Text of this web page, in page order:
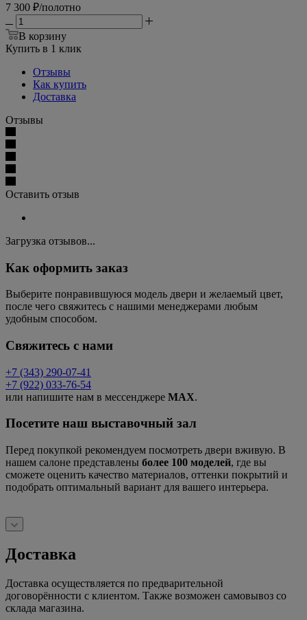
7 300 ₽/полотно
В корзину
Купить в 1 клик
Отзывы
Как купить
Доставка
Отзывы
Оставить отзыв
Загрузка отзывов...
Как оформить заказ
Выберите понравившуюся модель двери и желаемый цвет,
после чего свяжитесь с нашими менеджерами любым
удобным способом.
Свяжитесь с нами
+7 (343) 290-07-41
+7 (922) 033-76-54
или напишите нам в мессенджере MAX.
Посетите наш выставочный зал
Перед покупкой рекомендуем посмотреть двери вживую. В
нашем салоне представлены более 100 моделей, где вы
сможете оценить качество материалов, оттенки покрытий и
подобрать оптимальный вариант для вашего интерьера.
Доставка
Доставка осуществляется по предварительной
договорённости с клиентом. Также возможен самовывоз со
склада магазина.